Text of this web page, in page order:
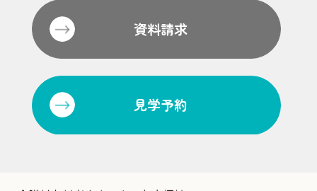
資料請求
見学予約